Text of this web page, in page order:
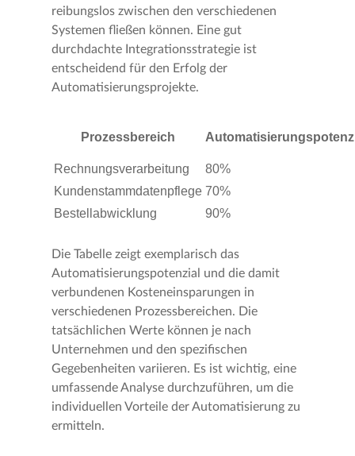
reibungslos zwischen den verschiedenen
Systemen fließen können. Eine gut
durchdachte Integrationsstrategie ist
entscheidend für den Erfolg der
Automatisierungsprojekte.
Prozessbereich
Rechnungsverarbeitung
80%
Kundenstammdatenpflege 70%
Bestellabwicklung
90%
Die Tabelle zeigt exemplarisch das
Automatisierungspotenzial und die damit
verbundenen Kosteneinsparungen in
verschiedenen Prozessbereichen. Die
tatsächlichen Werte können je nach
Unternehmen und den spezifischen
Gegebenheiten variieren. Es ist wichtig, eine
umfassende Analyse durchzuführen, um die
individuellen Vorteile der Automatisierung zu
ermitteln.